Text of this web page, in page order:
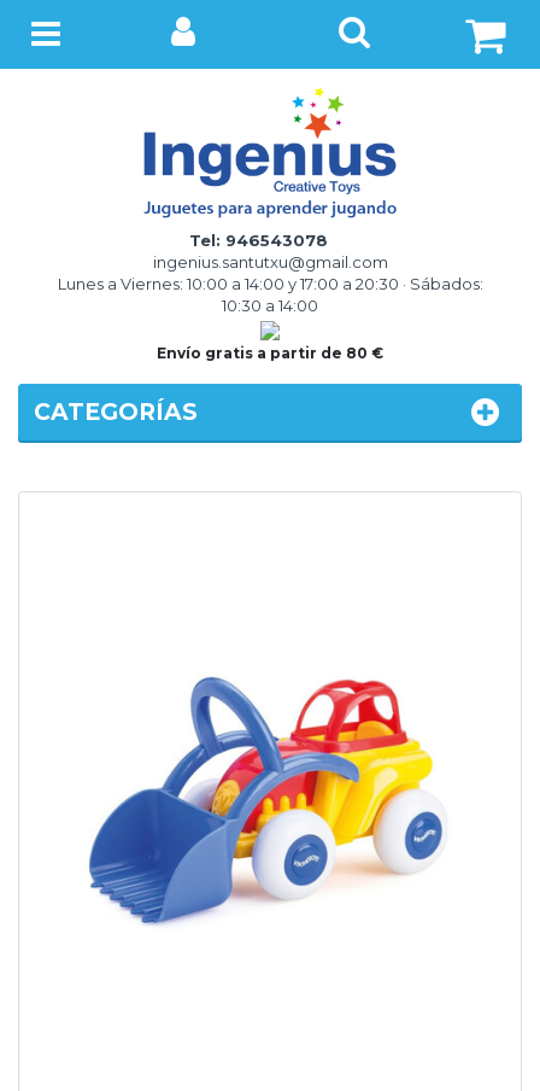
Tel: 946543078
ingenius.santutxu@gmail.com
Lunes a Viernes: 10:00 a 14:00 y 17:00 a 20:30 · Sábados:
10:30 a 14:00
Menú
Envío gratis a partir de 80 €
CATEGORÍAS